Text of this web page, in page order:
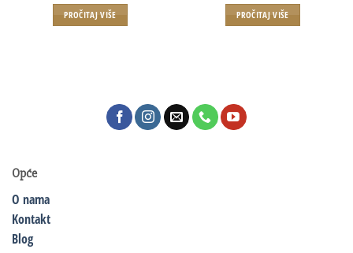
PROČITAJ VIŠE PROČITAJ VIŠE
Opće
O nama
Kontakt
Blog